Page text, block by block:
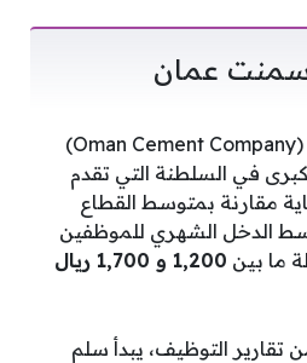
عمان
تُعد شركة أسمنت عُمان (Oman Cement Company)
في السلطنة التي تقدم
مقارنة بمتوسط القطاع
الدخل الشهري للموظفين
ما بين
1,200 و 1,700 ريال
تقارير التوظيف، يبدأ سلم